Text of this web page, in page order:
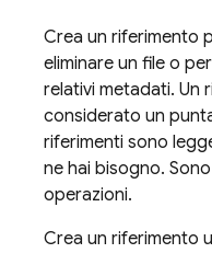
Crea un riferimento
eliminare un file o
relativi metadati. Un
considerato un
riferimenti sono
ne hai bisogno.
operazioni.
Crea un riferimento